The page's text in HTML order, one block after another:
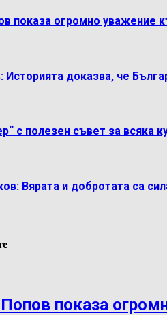
показа огромно уважение
Историята доказва, че
с полезен съвет за всяка
Вярата и добротата са
показа